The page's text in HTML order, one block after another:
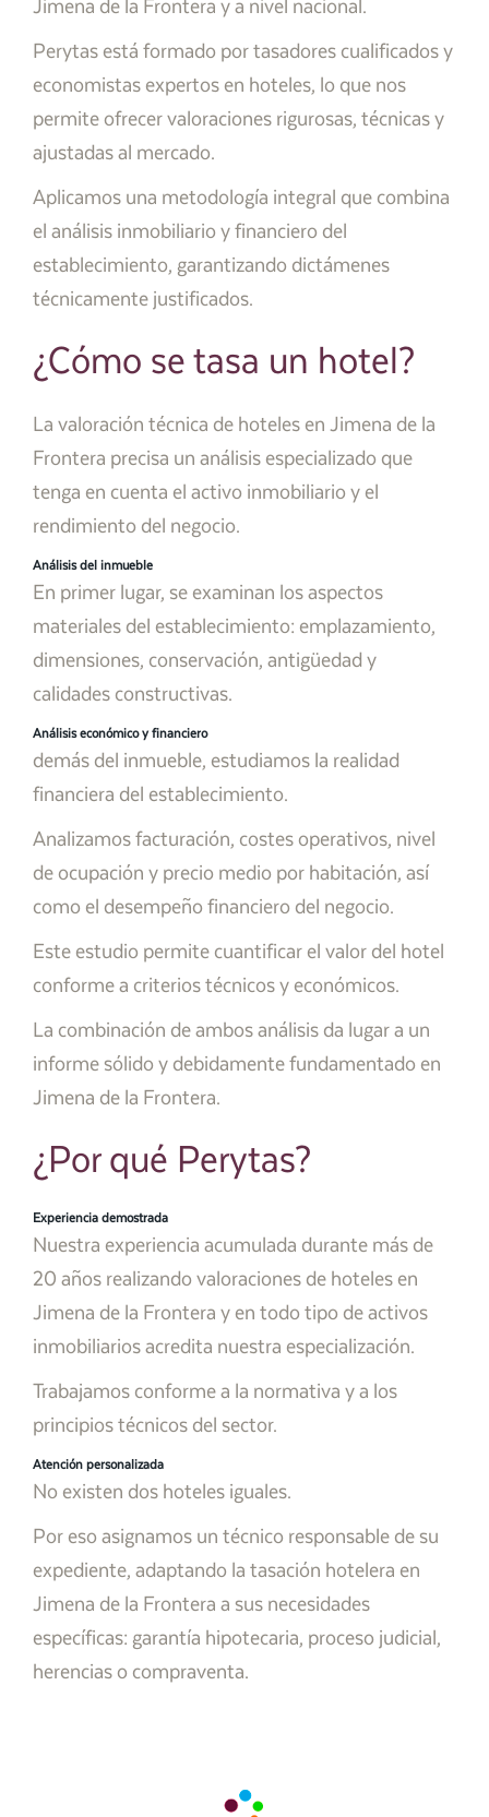
Jimena de la Frontera y a nivel nacional.
Perytas está formado por tasadores cualificados y
economistas expertos en hoteles, lo que nos
permite ofrecer valoraciones rigurosas, técnicas y
ajustadas al mercado.
Aplicamos una metodología integral que combina
el análisis inmobiliario y financiero del
establecimiento, garantizando dictámenes
técnicamente justificados.
¿Cómo se tasa un hotel?
La valoración técnica de hoteles en Jimena de la
Frontera precisa un análisis especializado que
tenga en cuenta el activo inmobiliario y el
rendimiento del negocio.
Análisis del inmueble
En primer lugar, se examinan los aspectos
materiales del establecimiento: emplazamiento,
dimensiones, conservación, antigüedad y
calidades constructivas.
Análisis económico y financiero
demás del inmueble, estudiamos la realidad
financiera del establecimiento.
Analizamos facturación, costes operativos, nivel
de ocupación y precio medio por habitación, así
como el desempeño financiero del negocio.
Este estudio permite cuantificar el valor del hotel
conforme a criterios técnicos y económicos.
La combinación de ambos análisis da lugar a un
informe sólido y debidamente fundamentado en
Jimena de la Frontera.
¿Por qué Perytas?
Experiencia demostrada
Nuestra experiencia acumulada durante más de
20 años realizando valoraciones de hoteles en
Jimena de la Frontera y en todo tipo de activos
inmobiliarios acredita nuestra especialización.
Trabajamos conforme a la normativa y a los
principios técnicos del sector.
Atención personalizada
No existen dos hoteles iguales.
Por eso asignamos un técnico responsable de su
expediente, adaptando la tasación hotelera en
Jimena de la Frontera a sus necesidades
específicas: garantía hipotecaria, proceso judicial,
herencias o compraventa.